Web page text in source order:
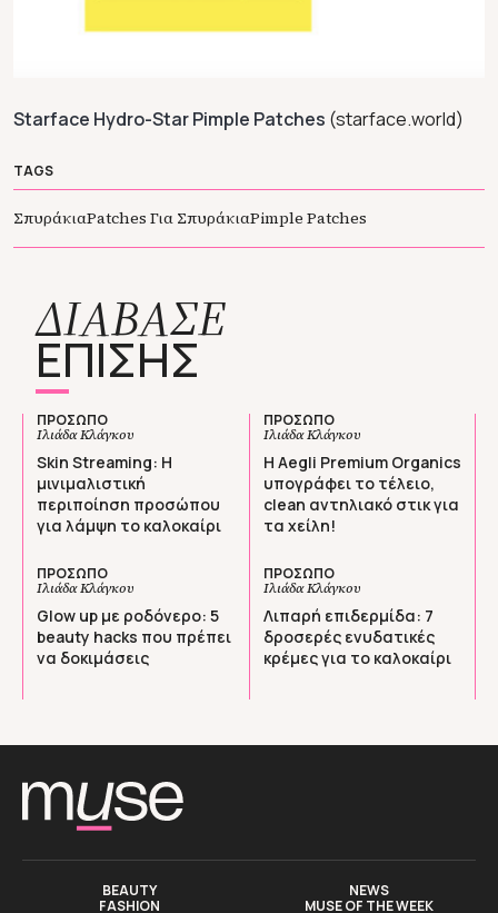
Starface Hydro-Star Pimple Patches (starface.world)
TAGS
ΣπυράκιαPatches Για ΣπυράκιαPimple Patches
ΔΙΑΒΑΣΕ
ΕΠΙΣΗΣ
ΠΡΟΣΩΠΟ
Ιλιάδα Κλάγκου
Skin Streaming: Η
μινιμαλιστική
περιποίηση προσώπου
για λάμψη το καλοκαίρι
ΠΡΟΣΩΠΟ
Ιλιάδα Κλάγκου
H Aegli Premium Organics
υπογράφει το τέλειο,
clean αντηλιακό στικ για
τα χείλη!
ΠΡΟΣΩΠΟ
Ιλιάδα Κλάγκου
Glow up με ροδόνερο: 5
beauty hacks που πρέπει
να δοκιμάσεις
ΠΡΟΣΩΠΟ
Ιλιάδα Κλάγκου
Λιπαρή επιδερμίδα: 7
δροσερές ενυδατικές
κρέμες για το καλοκαίρι
BEAUTY
FASHION
NEWS
MUSE OF THE WEEK